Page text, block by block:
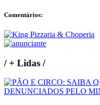
Comentários:
/+ Lidas /